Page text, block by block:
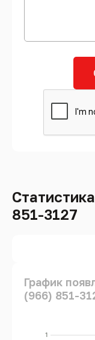
851-3127
График
(966) 851-
1